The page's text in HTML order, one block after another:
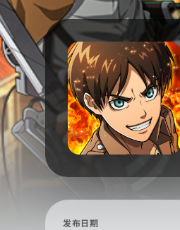
发布日期